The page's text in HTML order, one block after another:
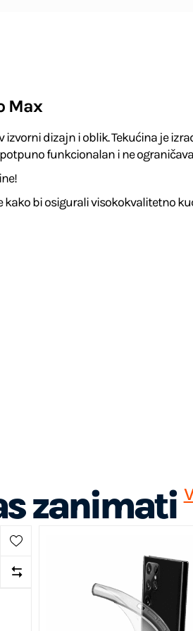
Max
dizajn i oblik. Tekućina je
funkcionalan i ne
bi osigurali visokokvalitetno
zanimati